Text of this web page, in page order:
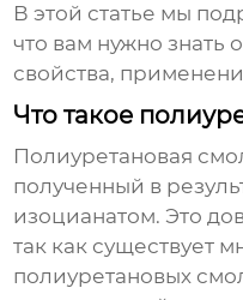
В этой статье мы
что вам нужно знать
свойства,
Что такое
Полиуретановая
полученный в
изоцианатом. Это
так как существует
полиуретановых